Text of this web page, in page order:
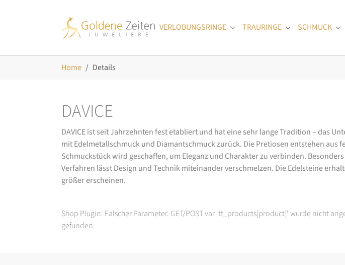
VERLOBUNGSRINGE
Submenu for "Verlobungsringe"
TRAURINGE Submenu for
SCHMUCK
Home Details
DAVICE
DAVICE ist seit Jahrzehnten fest etabliert und hat eine sehr lange Tradition – das
mit Edelmetallschmuck und Diamantschmuck zurück. Die Pretiosen entstehen
Schmuckstück wird geschaffen, um Eleganz und Charakter zu verbinden.
Verfahren lässt Design und Technik miteinander verschmelzen. Die Edelsteine
größer erscheinen.
Shop Plugin: Falscher Parameter. GET/POST var 'tt_products[product]' wurde nicht
gefunden.